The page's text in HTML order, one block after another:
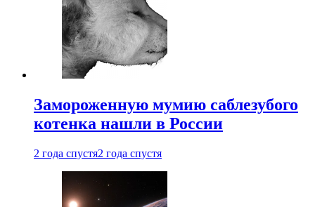
Замороженную мумию саблезубого
котенка нашли в России
2 года спустя2 года спустя